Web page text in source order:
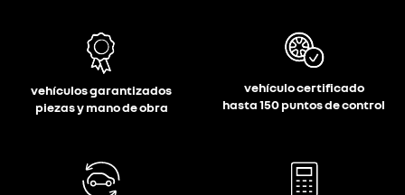
vehículos garantizados
piezas y mano de obra
vehículo certificado
hasta 150 puntos de control